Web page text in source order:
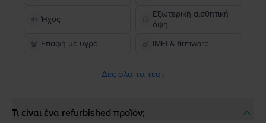
Ήχος
Εξωτερική αισθητική
όψη
Επαφή με υγρά
IMEI & firmware
Δες όλα τα τεστ
Τι είναι ένα refurbished προϊόν;